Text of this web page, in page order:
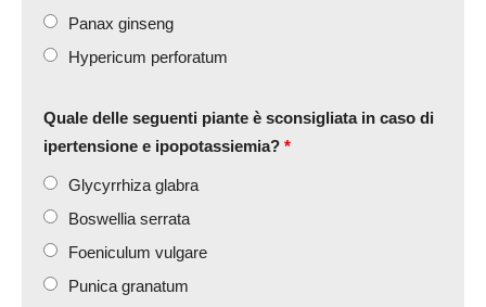
Panax ginseng
Hypericum perforatum
Quale delle seguenti piante è sconsigliata in caso di
ipertensione e ipopotassiemia? *
Glycyrrhiza glabra
Boswellia serrata
Foeniculum vulgare
Punica granatum